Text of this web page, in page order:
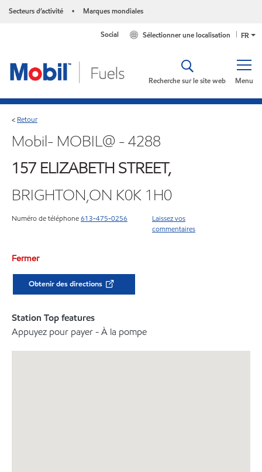
Secteurs d’activité • Marques mondiales
FR
Sélectionner une localisation
Social
Menu
Recherche sur le site web
< Retour
Mobil- MOBIL@ - 4288
157 ELIZABETH STREET,
BRIGHTON,ON K0K 1H0
Numéro de téléphone613-475-0256
Laissez vos
commentaires
Fermer
Obtenir des directions
Station Top features
Appuyez pour payer - À la pompe